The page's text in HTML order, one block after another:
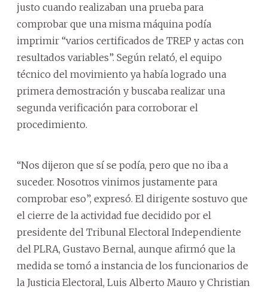
justo cuando realizaban una prueba para
comprobar que una misma máquina podía
imprimir “varios certificados de TREP y actas con
resultados variables”. Según relató, el equipo
técnico del movimiento ya había logrado una
primera demostración y buscaba realizar una
segunda verificación para corroborar el
procedimiento.
“Nos dijeron que sí se podía, pero que no iba a
suceder. Nosotros vinimos justamente para
comprobar eso”, expresó. El dirigente sostuvo que
el cierre de la actividad fue decidido por el
presidente del Tribunal Electoral Independiente
del PLRA, Gustavo Bernal, aunque afirmó que la
medida se tomó a instancia de los funcionarios de
la Justicia Electoral, Luis Alberto Mauro y Christian